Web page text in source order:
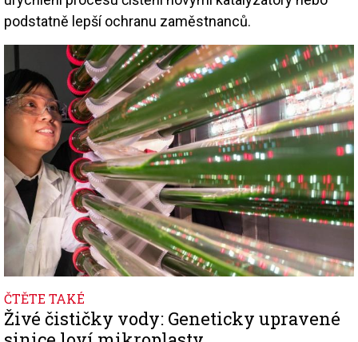
podstatně lepší ochranu zaměstnanců.
ČTĚTE TAKÉ
Živé čističky vody: Geneticky upravené